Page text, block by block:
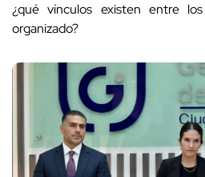
¿qué vínculos existen entre
organizado?